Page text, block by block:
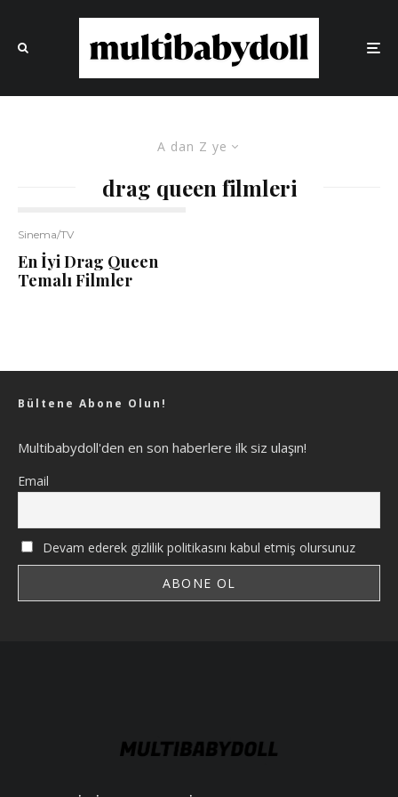
A dan Z ye
drag queen filmleri
Sinema/TV
En İyi Drag Queen
Temalı Filmler
Bültene Abone Olun!
Multibabydoll'den en son haberlere ilk siz ulaşın!
Email
Devam ederek gizlilik politikasını kabul etmiş olursunuz